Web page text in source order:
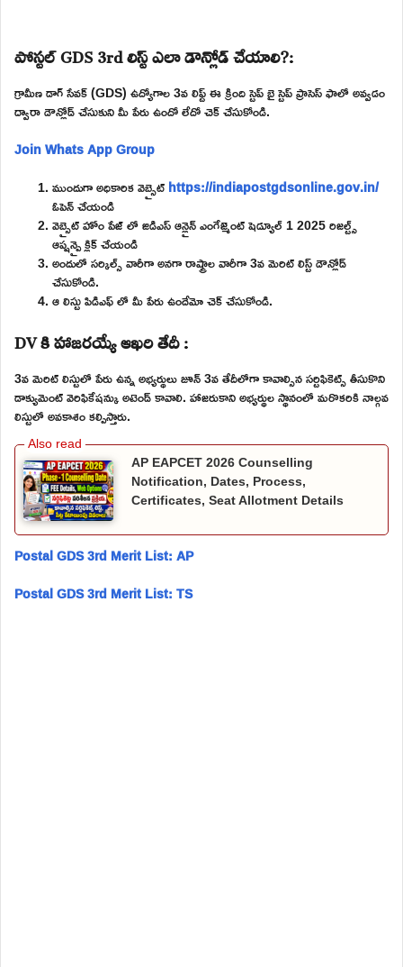
పోస్టల్ GDS 3rd లిస్ట్ ఎలా డౌన్లోడ్ చేయాలి?:
గ్రామీణ డాగ్ సేవక్ (GDS) ఉద్యోగాల 3వ లిఫ్ట్ ఈ క్రింది స్టెప్ బై స్టెప్ ప్రాసెస్ ఫాలో అవ్వడం
ద్వారా డౌన్లోడ్ చేసుకుని మీ పేరు ఉందో లేదో చెక్ చేసుకోండి.
Join Whats App Group
ముందుగా అధికారిక వెబ్సైట్https://indiapostgdsonline.gov.in/
ఓపెన్ చేయండి
వెబ్సైట్ హోం పేజ్ లో జిడిఎస్ ఆన్లైన్ ఎంగేజ్మెంట్ షెడ్యూల్ 1 2025 రిజల్ట్స్
ఆప్షన్పై క్లిక్ చేయండి
అందులో సర్కిల్స్ వారీగా అనగా రాష్ట్రాల వారీగా 3వ మెరిట్ లిస్ట్ డౌన్లోడ్
చేసుకోండి.
ఆ లిస్టు పిడిఎఫ్ లో మీ పేరు ఉందేమో చెక్ చేసుకోండి.
DV కి హాజరయ్యే ఆఖరి తేదీ :
3వ మెరిట్ లిస్టులో పేరు ఉన్న అభ్యర్థులు జూన్ 3వ తేదీలోగా కావాల్సిన సర్టిఫికెట్స్ తీసుకొని
డాక్యుమెంట్ వెరిఫికేషన్కు అటెండ్ కావాలి. హాజరుకాని అభ్యర్థుల స్థానంలో మరొకరికి నాల్గవ
లిస్టులో అవకాశం కల్పిస్తారు.
AP EAPCET 2026 Counselling
Notification, Dates, Process,
Certificates, Seat Allotment Details
Postal GDS 3rd Merit List: AP
Postal GDS 3rd Merit List: TS